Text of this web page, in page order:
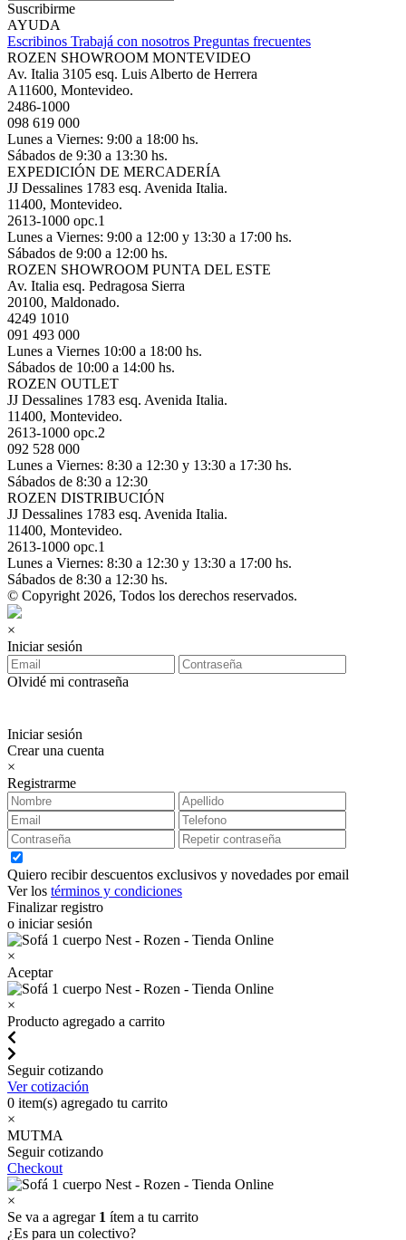
Suscribirme
AYUDA
Escribinos Trabajá con nosotros Preguntas frecuentes
ROZEN SHOWROOM MONTEVIDEO
Av. Italia 3105 esq. Luis Alberto de Herrera
A11600, Montevideo.
2486-1000
098 619 000
Lunes a Viernes: 9:00 a 18:00 hs.
Sábados de 9:30 a 13:30 hs.
EXPEDICIÓN DE MERCADERÍA
JJ Dessalines 1783 esq. Avenida Italia.
11400, Montevideo.
2613-1000 opc.1
Lunes a Viernes: 9:00 a 12:00 y 13:30 a 17:00 hs.
Sábados de 9:00 a 12:00 hs.
ROZEN SHOWROOM PUNTA DEL ESTE
Av. Italia esq. Pedragosa Sierra
20100, Maldonado.
4249 1010
091 493 000
Lunes a Viernes 10:00 a 18:00 hs.
Sábados de 10:00 a 14:00 hs.
ROZEN OUTLET
JJ Dessalines 1783 esq. Avenida Italia.
11400, Montevideo.
2613-1000 opc.2
092 528 000
Lunes a Viernes: 8:30 a 12:30 y 13:30 a 17:30 hs.
Sábados de 8:30 a 12:30
ROZEN DISTRIBUCIÓN
JJ Dessalines 1783 esq. Avenida Italia.
11400, Montevideo.
2613-1000 opc.1
Lunes a Viernes: 8:30 a 12:30 y 13:30 a 17:00 hs.
Sábados de 8:30 a 12:30 hs.
© Copyright 2026, Todos los derechos reservados.
×
Iniciar sesión
Olvidé mi contraseña
Iniciar sesión
Crear una cuenta
×
Registrarme
Quiero recibir descuentos exclusivos y novedades por email
Ver los términos y condiciones
Finalizar registro
o iniciar sesión
×
Aceptar
×
Producto agregado a carrito
Seguir cotizando
Ver cotización
0 item(s) agregado tu carrito
×
MUTMA
Seguir cotizando
Checkout
×
Se va a agregar 1 ítem a tu carrito
¿Es para un colectivo?